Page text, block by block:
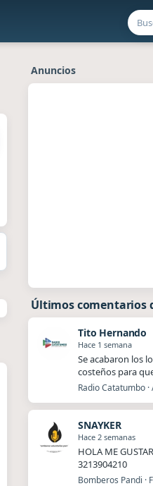
Anuncios
Últimos comentarios
Tito Hernando
Hace 1 semana
Se acabaron los
costeños para
Radio Catatumbo ·
SNAYKER
Hace 2 semanas
HOLA ME
3213904210
Bomberos Pandi ·